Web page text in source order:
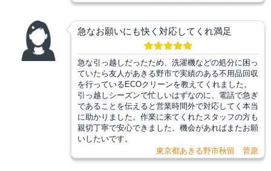
急なお願いにも快く対応してくれ満足
急な引っ越しだったため、洗濯機などの処分に困っ
ていたら友人があきる野市で実績のある不用品回収
を行っているECOクリーンを教えてくれました。
引っ越しシーズンで忙しいはずなのに、電話で急ぎ
であることを伝えると営業時間外で対応してく本当
に助かりました。作業に来てくれたスタッフの方も
親切丁寧で安心できました。機会があればまたお願
いしたいです。
東京都あきる野市秋留 菅原